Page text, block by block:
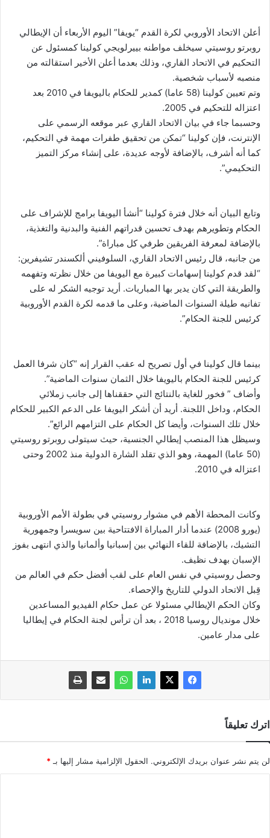
أعلن الاتحاد الأوروبي لكرة القدم “يويفا” اليوم الأربعاء أن الإيطالي
روبرتو روسيتي سيخلف مواطنه بييرلويجي كولينا كمسئول عن
التحكيم في الاتحاد القاري، وذلك بعدما أعلن الأخير استقالته من
منصبه لأسباب شخصية.
وتم تعيين كولينا (58 عاما) كمدير للحكام باليويفا في 2010 بعد
اعتزاله للتحكيم في 2005.
وحسبما جاء في بيان الاتحاد القاري عبر موقعه الرسمي على
الإنترنت، فإن كولينا “تمكن من تحقيق طفرات مهمة في التحكيم،
كما أنه أشرف، بالإضافة لأوجه عديدة، على إنشاء مركز التميز
التحكيمي”.
وتابع البيان أنه خلال فترة كولينا “أنشأ اليويفا برامج للإشراف على
الحكام وتطويرهم بهدف تحسين قدراتهم الفنية والبدنية والتغذية،
بالإضافة لمعرفة الفريقين طرفي كل مباراة”.
من جانبه، قال رئيس الاتحاد القاري، السلوفيني ألكسندر تشيفرين:
“لقد قدم كولينا إسهامات كبيرة مع اليويفا من خلال نظرته وتفهمه
والطريقة التي كان يدير بها المباريات. أريد توجيه الشكر له على
تفانيه طيلة السنوات الماضية، وعلى ما قدمه لكرة القدم الأوروبية
كرئيس للجنة الحكام”.
بينما قال كولينا في أول تصريح له عقب القرار إنه “كان شرفا العمل
كرئيس للجنة الحكام باليويفا خلال الثمان سنوات الماضية”.
وأضاف ” فخور للغاية بالنتائج التي حققناها إلى جانب زملائي
الحكام، وداخل اللجنة. أريد أن أشكر اليويفا على الدعم الكبير للحكام
خلال تلك السنوات، وأيضا كل الحكام على التزامهم الرائع”.
وسيظل هذا المنصب إيطالي الجنسية، حيث سيتولى روبرتو روسيتي
(50 عاما) المهمة، وهو الذي تقلد الشارة الدولية منذ 2002 وحتى
اعتزاله في 2010.
وكانت المحطة الأهم في مشوار روسيتي في بطولة الأمم الأوروبية
(يورو 2008) عندما أدار المباراة الافتتاحية بين سويسرا وجمهورية
التشيك، بالإضافة للقاء النهائي بين إسبانيا وألمانيا والذي انتهى بفوز
الإسبان بهدف نظيف.
وحصل روسيتي في نفس العام على لقب أفضل حكم في العالم من
قِبل الاتحاد الدولي للتاريخ والإحصاء.
وكان الحكم الإيطالي مسئولا عن عمل حكام الفيديو المساعدين
خلال مونديال روسيا 2018 ، بعد أن ترأس لجنة الحكام في إيطاليا
على مدار عامين.
اترك تعليقاً
لن يتم نشر عنوان بريدك الإلكتروني. الحقول الإلزامية مشار إليها بـ *